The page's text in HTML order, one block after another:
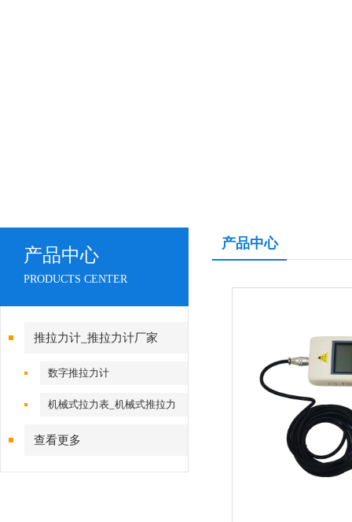
产品中心
PRODUCTS CENTER
推拉力计_推拉力计厂家
数字推拉力计
机械式拉力表_机械式推拉力
查看更多
产品中心